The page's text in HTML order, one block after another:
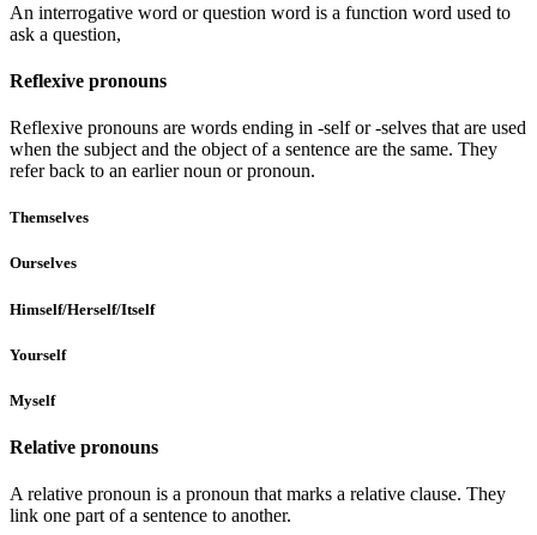
An interrogative word or question word is a function word used to
ask a question,
Reflexive pronouns
Reflexive pronouns are words ending in -self or -selves that are used
when the subject and the object of a sentence are the same. They
refer back to an earlier noun or pronoun.
Themselves
Ourselves
Himself/Herself/Itself
Yourself
Myself
Relative pronouns
A relative pronoun is a pronoun that marks a relative clause. They
link one part of a sentence to another.